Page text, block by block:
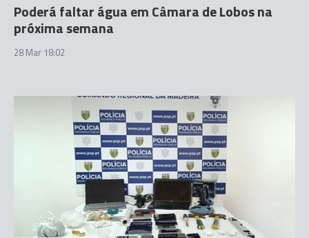
Poderá faltar água em Câmara de Lobos na
próxima semana
28 Mar 18:02